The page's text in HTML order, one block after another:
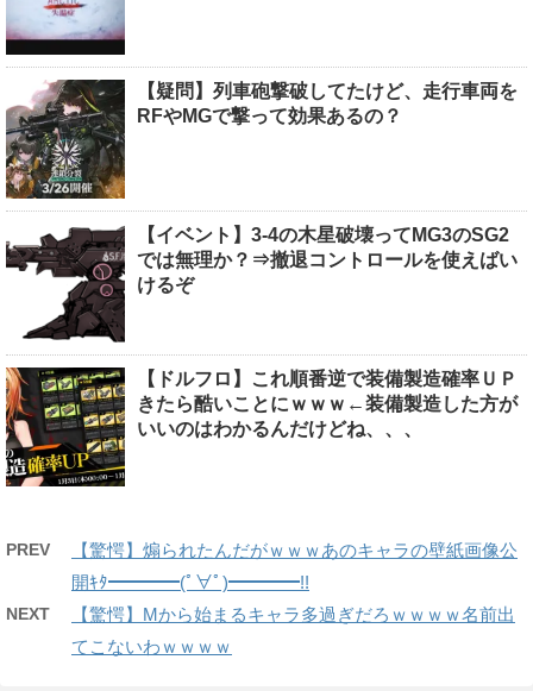
【疑問】列車砲撃破してたけど、走行車両を
RFやMGで撃って効果あるの？
【イベント】3-4の木星破壊ってMG3のSG2
では無理か？⇒撤退コントロールを使えばい
けるぞ
【ドルフロ】これ順番逆で装備製造確率ＵＰ
きたら酷いことにｗｗｗ←装備製造した方が
いいのはわかるんだけどね、、、
PREV
【驚愕】煽られたんだがｗｗｗあのキャラの壁紙画像公
開ｷﾀ━━━━(ﾟ∀ﾟ)━━━━!!
NEXT
【驚愕】Mから始まるキャラ多過ぎだろｗｗｗｗ名前出
てこないわｗｗｗｗ